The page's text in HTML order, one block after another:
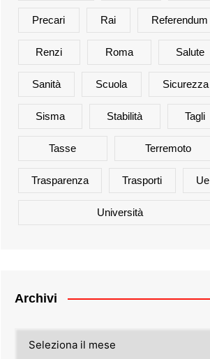
Precari Rai Referendum
Renzi Roma Salute
Sanità Scuola Sicurezza
Sisma Stabilità Tagli
Tasse Terremoto
Trasparenza Trasporti Ue
Università
Archivi